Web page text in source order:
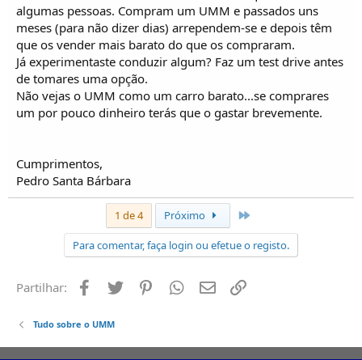
algumas pessoas. Compram um UMM e passados uns
meses (para não dizer dias) arrependem-se e depois têm
que os vender mais barato do que os compraram.
Já experimentaste conduzir algum? Faz um test drive antes
de tomares uma opção.
Não vejas o UMM como um carro barato...se comprares
um por pouco dinheiro terás que o gastar brevemente.
Cumprimentos,
Pedro Santa Bárbara
1 de 4 Próximo
Para comentar, faça login ou efetue o registo.
Partilhar: Facebook
Twitter PinterestWhatsapp
Email
Tudo sobre o UMM